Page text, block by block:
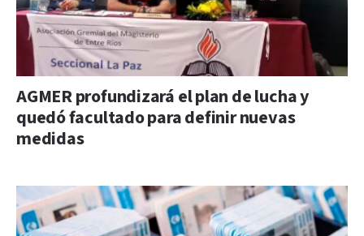
AGMER profundizará el plan de lucha y
quedó facultado para definir nuevas
medidas